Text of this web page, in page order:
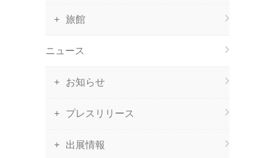
旅館
ニュース
お知らせ
プレスリリース
出展情報